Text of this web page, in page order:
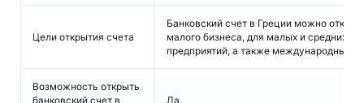
Цели открытия счета
Банковский счет в Греции можно
малого бизнеса, для малых и средних
предприятий, а также международных
Возможность открыть
банковский счет в
Да.